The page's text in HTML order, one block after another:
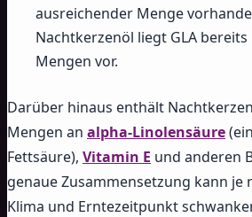
ausreichender Menge
Nachtkerzenöl liegt GLA
Mengen vor.
Darüber hinaus enthält
Mengen an alpha-Linolensäure
Fettsäure), Vitamin E und anderen
genaue Zusammensetzung kann je
Klima und Erntezeitpunkt